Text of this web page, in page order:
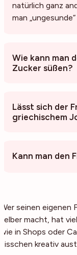
natürlich ganz
man
Wie kann man
Zucker süßen?
Lässt sich der
griechischem
Kann man den
Wer seinen
selber macht, hat
wie in Shops oder
bisschen kreativ